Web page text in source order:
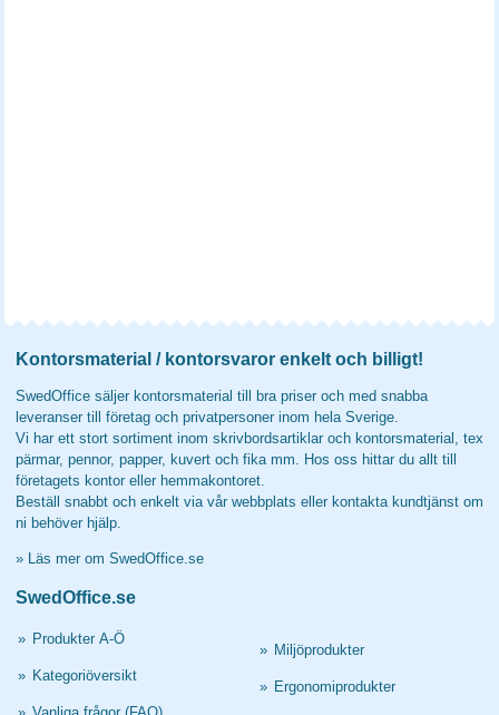
Kontorsmaterial / kontorsvaror enkelt och billigt!
SwedOffice säljer kontorsmaterial till bra priser och med snabba
leveranser till företag och privatpersoner inom hela Sverige.
Vi har ett stort sortiment inom skrivbordsartiklar och kontorsmaterial, tex
pärmar, pennor, papper, kuvert och fika mm. Hos oss hittar du allt till
företagets kontor eller hemmakontoret.
Beställ snabbt och enkelt via vår webbplats eller kontakta kundtjänst om
ni behöver hjälp.
» Läs mer om SwedOffice.se
SwedOffice.se
» Produkter A-Ö
» Kategoriöversikt
» Miljöprodukter
» Ergonomiprodukter